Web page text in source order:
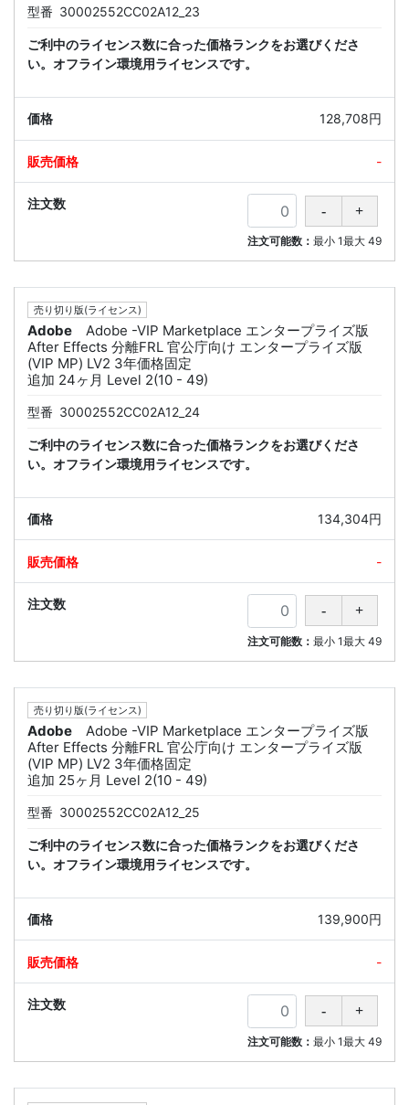
型番 30002552CC02A12_23
ご利中のライセンス数に合った価格ランクをお選びくださ
い。オフライン環境用ライセンスです。
128,708円
-
注文可能数： 最小 1最大 49
売り切り版(ライセンス)
Adobe
Adobe -VIP Marketplace エンタープライズ版
After Effects 分離FRL 官公庁向け エンタープライズ版
(VIP MP) LV2 3年価格固定
追加 24ヶ月 Level 2(10 - 49)
型番 30002552CC02A12_24
ご利中のライセンス数に合った価格ランクをお選びくださ
い。オフライン環境用ライセンスです。
134,304円
-
注文可能数： 最小 1最大 49
売り切り版(ライセンス)
Adobe
Adobe -VIP Marketplace エンタープライズ版
After Effects 分離FRL 官公庁向け エンタープライズ版
(VIP MP) LV2 3年価格固定
追加 25ヶ月 Level 2(10 - 49)
型番 30002552CC02A12_25
ご利中のライセンス数に合った価格ランクをお選びくださ
い。オフライン環境用ライセンスです。
139,900円
-
注文可能数： 最小 1最大 49